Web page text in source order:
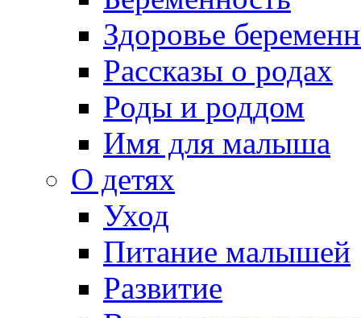
Здоровье
Рассказы о родах
Роды и роддом
Имя для малыша
О детях
Уход
Питание малышей
Развитие